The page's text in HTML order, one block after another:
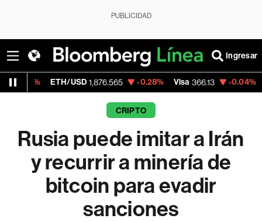
PUBLICIDAD
Ingresar
1,876.565 -0.28% Visa 366.13 -0.04%
CRIPTO
Rusia puede imitar a Irán
y recurrir a minería de
bitcoin para evadir
sanciones